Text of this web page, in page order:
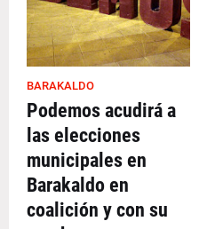
BARAKALDO
Podemos acudirá a
las elecciones
municipales en
Barakaldo en
coalición y con su